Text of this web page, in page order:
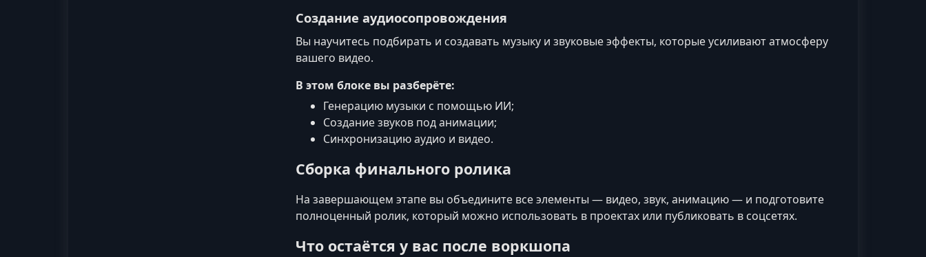
Создание аудиосопровождения
Вы научитесь подбирать и создавать музыку и звуковые эффекты, которые усиливают атмосферу
вашего видео.
В этом блоке вы разберёте:
Генерацию музыки с помощью ИИ;
Создание звуков под анимации;
Синхронизацию аудио и видео.
Сборка финального ролика
На завершающем этапе вы объедините все элементы — видео, звук, анимацию — и подготовите
полноценный ролик, который можно использовать в проектах или публиковать в соцсетях.
Что остаётся у вас после воркшопа